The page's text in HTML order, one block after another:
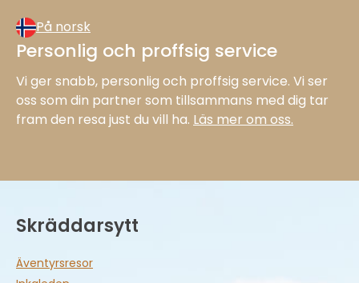
På norsk
Personlig och proffsig service
Vi ger snabb, personlig och proffsig service. Vi ser
oss som din partner som tillsammans med dig tar
fram den resa just du vill ha. Läs mer om oss.
Skräddarsytt
Äventyrsresor